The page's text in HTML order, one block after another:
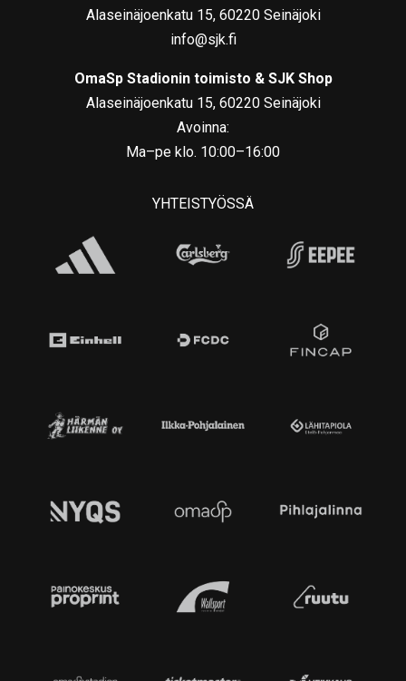
Alaseinäjoenkatu 15, 60220 Seinäjoki
info@sjk.fi
OmaSp Stadionin toimisto & SJK Shop
Alaseinäjoenkatu 15, 60220 Seinäjoki
Avoinna:
Ma–pe klo. 10:00–16:00
YHTEISTYÖSSÄ